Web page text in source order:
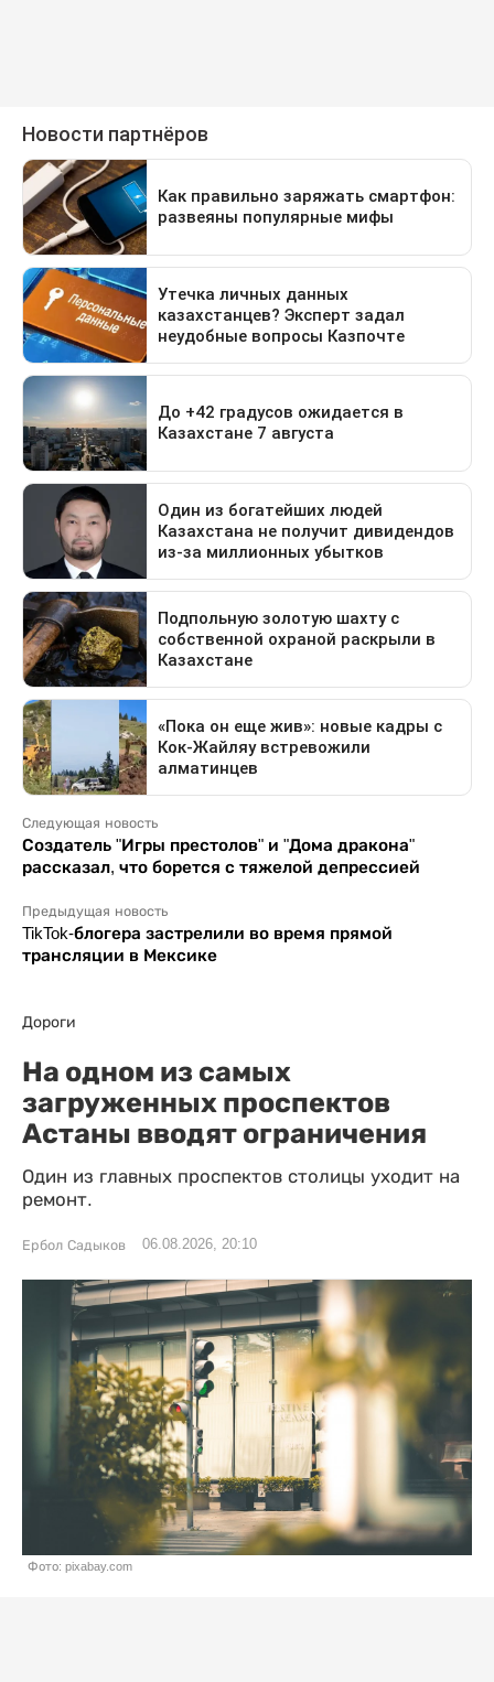
Следующая новость
Создатель "Игры престолов" и "Дома дракона"
рассказал, что борется с тяжелой депрессией
Предыдущая новость
TikTok-блогера застрелили во время прямой
трансляции в Мексике
Дороги
На одном из самых
загруженных проспектов
Астаны вводят ограничения
Один из главных проспектов столицы уходит на
ремонт.
Ербол Садыков 06.08.2026, 20:10
Фото: pixabay.com